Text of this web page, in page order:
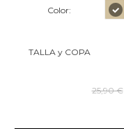
Color:
TALLA y COPA
25,90 €